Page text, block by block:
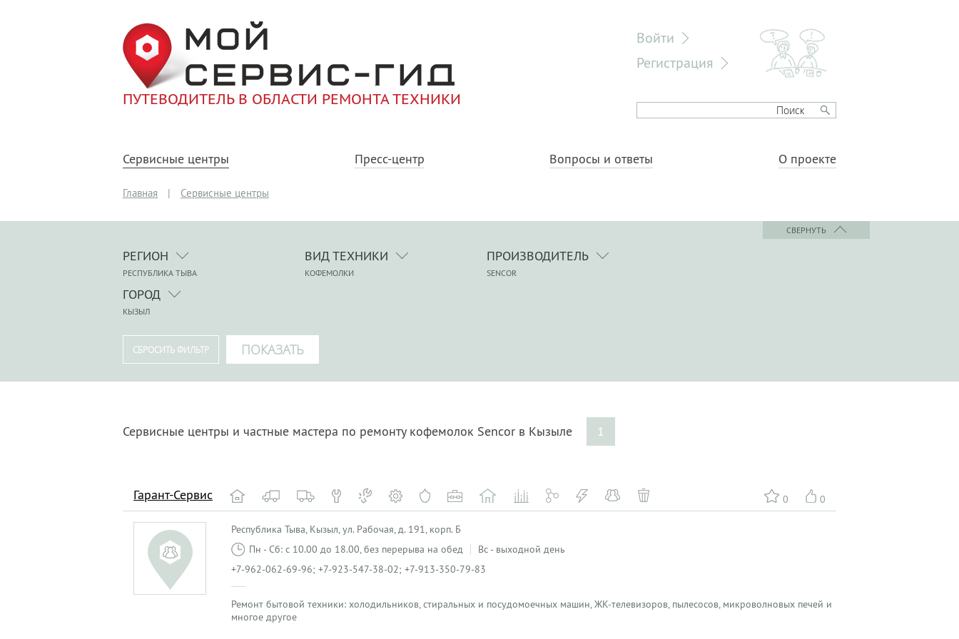
ПУТЕВОДИТЕЛЬ В ОБЛАСТИ РЕМОНТА ТЕХНИКИ
Войти
Регистрация
Сервисные центры Пресс-центр Вопросы и ответы О проекте
Главная | Сервисные центры
СВЕРНУТЬ
РЕГИОН
РЕСПУБЛИКА ТЫВА
ВИД ТЕХНИКИ
КОФЕМОЛКИ
ПРОИЗВОДИТЕЛЬ
SENCOR
ГОРОД
КЫЗЫЛ
Сервисные центры и частные мастера по ремонту кофемолок Sencor в Кызыле 1
0 0
Гарант-Сервис
Республика Тыва, Кызыл, ул. Рабочая, д. 191, корп. Б
Пн - Сб: с 10.00 до 18.00, без перерыва на обед
Вс - выходной день
+7-962-062-69-96; +7-923-547-38-02; +7-913-350-79-83
Ремонт бытовой техники: холодильников, стиральных и посудомоечных машин, ЖК-телевизоров, пылесосов, микроволновых печей и
многое другое